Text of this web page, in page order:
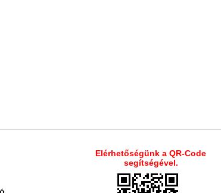
Elérhetőségünk a QR-Code
segítségével.